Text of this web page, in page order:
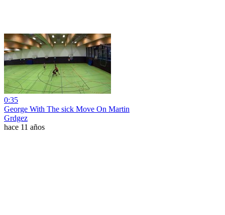
0:35
George With The sick Move On Martin
Grdgez
hace 11 años